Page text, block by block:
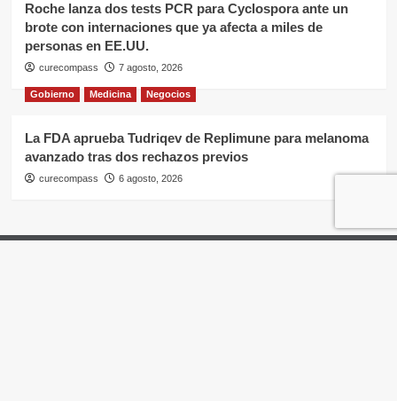
Roche lanza dos tests PCR para Cyclospora ante un
brote con internaciones que ya afecta a miles de
personas en EE.UU.
curecompass 7 agosto, 2026
Gobierno Medicina Negocios
La FDA aprueba Tudriqev de Replimune para melanoma
avanzado tras dos rechazos previos
curecompass 6 agosto, 2026